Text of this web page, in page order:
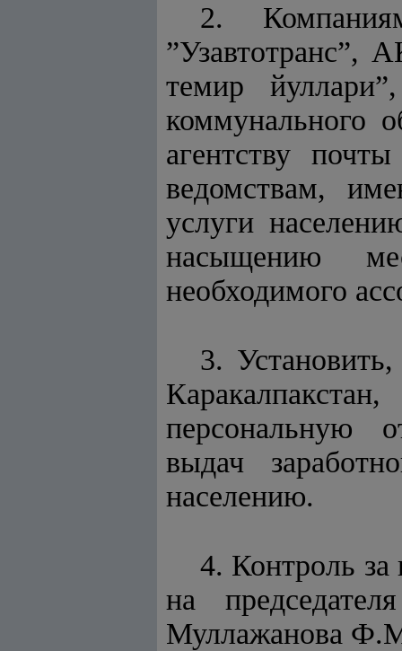
2.
”Узавтотранс”,
темир
коммунального
агентству
ведомствам,
услуги
насыщению
необходимого
3.
персональную
выдач
населению.
4. Контроль за
на
Муллажанова